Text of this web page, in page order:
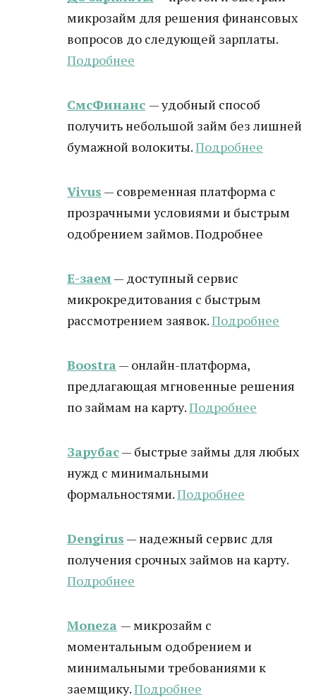
микрозайм для решения финансовых
вопросов до следующей зарплаты.
Подробнее
СмсФинанс — удобный способ
получить небольшой займ без лишней
бумажной волокиты.Подробнее
Vivus — современная платформа с
прозрачными условиями и быстрым
одобрением займов. Подробнее
Е-заем — доступный сервис
микрокредитования с быстрым
рассмотрением заявок.Подробнее
Boostra — онлайн-платформа,
предлагающая мгновенные решения
по займам на карту.Подробнее
Зарубас— быстрые займы для любых
нужд с минимальными
формальностями.Подробнее
Dengirus — надежный сервис для
получения срочных займов на карту.
Подробнее
Moneza — микрозайм с
моментальным одобрением и
минимальными требованиями к
заемщику.Подробнее